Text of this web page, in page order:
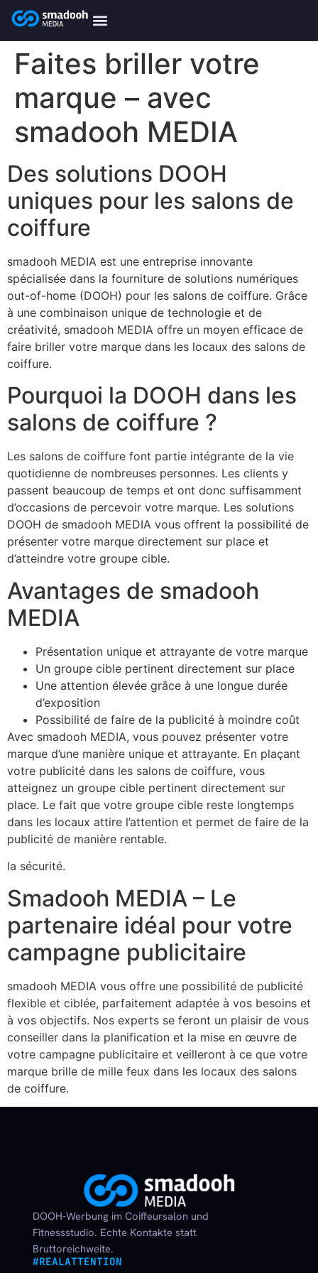
content
Faites briller votre
marque – avec
smadooh MEDIA
Des solutions DOOH
uniques pour les salons de
coiffure
smadooh MEDIA est une entreprise innovante
spécialisée dans la fourniture de solutions numériques
out-of-home (DOOH) pour les salons de coiffure. Grâce
à une combinaison unique de technologie et de
créativité, smadooh MEDIA offre un moyen efficace de
faire briller votre marque dans les locaux des salons de
coiffure.
Pourquoi la DOOH dans les
salons de coiffure ?
Les salons de coiffure font partie intégrante de la vie
quotidienne de nombreuses personnes. Les clients y
passent beaucoup de temps et ont donc suffisamment
d’occasions de percevoir votre marque. Les solutions
DOOH de smadooh MEDIA vous offrent la possibilité de
présenter votre marque directement sur place et
d’atteindre votre groupe cible.
Avantages de smadooh
MEDIA
Présentation unique et attrayante de votre marque
Un groupe cible pertinent directement sur place
Une attention élevée grâce à une longue durée
d’exposition
Possibilité de faire de la publicité à moindre coût
Avec smadooh MEDIA, vous pouvez présenter votre
marque d’une manière unique et attrayante. En plaçant
votre publicité dans les salons de coiffure, vous
atteignez un groupe cible pertinent directement sur
place. Le fait que votre groupe cible reste longtemps
dans les locaux attire l’attention et permet de faire de la
publicité de manière rentable.
la sécurité.
Smadooh MEDIA – Le
partenaire idéal pour votre
campagne publicitaire
smadooh MEDIA vous offre une possibilité de publicité
flexible et ciblée, parfaitement adaptée à vos besoins et
à vos objectifs. Nos experts se feront un plaisir de vous
conseiller dans la planification et la mise en œuvre de
votre campagne publicitaire et veilleront à ce que votre
marque brille de mille feux dans les locaux des salons
de coiffure.
DOOH-Werbung im Coiffeursalon und
Fitnessstudio. Echte Kontakte statt
Bruttoreichweite.
#REALATTENTION